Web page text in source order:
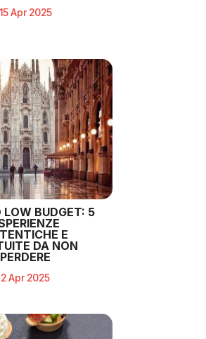
15 Apr 2025
LOW BUDGET: 5
E
DA NON
PERDERE
2 Apr 2025